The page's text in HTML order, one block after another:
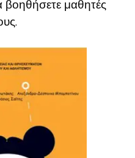
βοηθήσετε μαθητές